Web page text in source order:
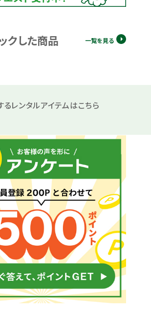
クした商品 一覧を見る
レンタルアイテムはこちら